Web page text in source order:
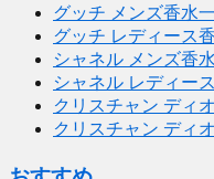
グッチ メンズ香水
グッチ レディース
シャネル メンズ香
シャネル レディー
クリスチャン ディ
クリスチャン ディ